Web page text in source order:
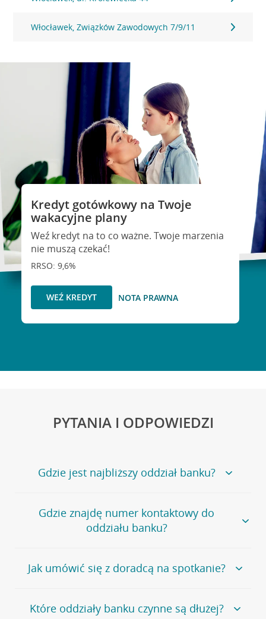
Włocławek, Związków Zawodowych 7/9/11
Kredyt gotówkowy na Twoje
wakacyjne plany
Weź kredyt na to co ważne. Twoje marzenia
nie muszą czekać!
RRSO: 9,6%
WEŹ KREDYT NOTA PRAWNA
PYTANIA I ODPOWIEDZI
Gdzie jest najbliższy oddział banku?
Jeśli szukasz oddziału naszego banku, zapraszamy na
stronęPlacówki i bankomaty, na której znajduje się
wygodna wyszukiwarka.
oddziałów
Gdzie znajdę numer kontaktowy do
oddziału banku?
Bank Credit Agricole nie udostępnia ogólnego numeru
telefonu do placówki bankowej.
umówienia się z doradcą w placówce bankowej .
Jak umówić się z doradcą na spotkanie?
Jeśli jesteś już naszym
klientemmożeszsamodzielnieumówić się na spotkanie z
Które oddziały banku czynne są dłużej?